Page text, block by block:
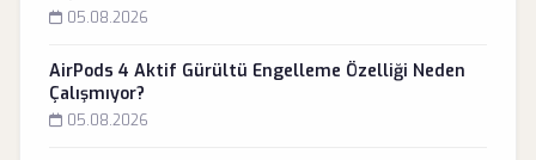
05.08.2026
AirPods 4 Aktif Gürültü Engelleme Özelliği Neden
Çalışmıyor?
05.08.2026